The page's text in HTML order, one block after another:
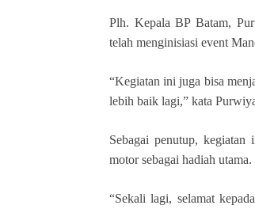
Plh. Kepala BP Batam,
telah menginisiasi event
“Kegiatan ini juga bisa
lebih baik lagi,” kata
Sebagai penutup,
motor sebagai hadiah utama.
“Sekali lagi, selamat